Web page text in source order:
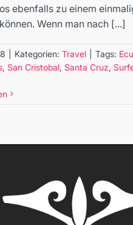
ebenfalls zu einem
Wenn man nach [...]
Kategorien: Travel Tags:
, San Cristobal, Santa Cruz,